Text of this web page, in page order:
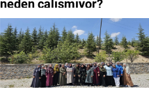
neden çalışmıyor?